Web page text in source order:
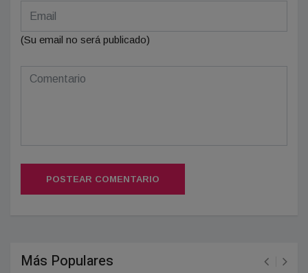
(Su email no será publicado)
POSTEAR COMENTARIO
Más Populares